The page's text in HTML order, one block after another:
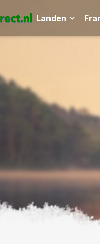
Landen